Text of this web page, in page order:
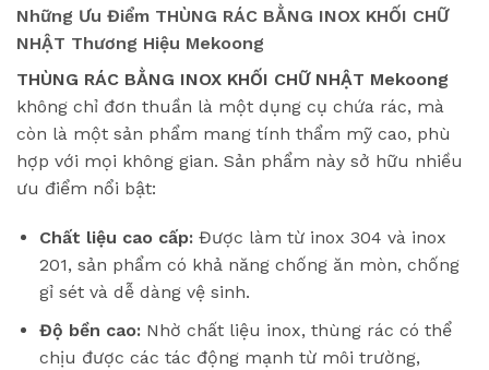
Những Ưu Điểm THÙNG RÁC BẰNG INOX KHỐI CHỮ
NHẬT Thương Hiệu Mekoong
THÙNG RÁC BẰNG INOX KHỐI CHỮ NHẬT Mekoong
không chỉ đơn thuần là một dụng cụ chứa rác, mà
còn là một sản phẩm mang tính thẩm mỹ cao, phù
hợp với mọi không gian. Sản phẩm này sở hữu nhiều
ưu điểm nổi bật:
Chất liệu cao cấp:Được làm từ inox 304 và inox
201, sản phẩm có khả năng chống ăn mòn, chống
gỉ sét và dễ dàng vệ sinh.
Độ bền cao:Nhờ chất liệu inox, thùng rác có thể
chịu được các tác động mạnh từ môi trường,